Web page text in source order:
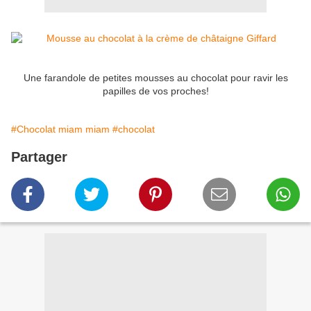
Une farandole de petites mousses au chocolat pour ravir les
papilles de vos proches!
#Chocolat miam miam #chocolat
Partager